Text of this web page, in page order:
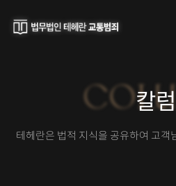
칼럼
테헤란은 법적 지식을 공유하여 고객